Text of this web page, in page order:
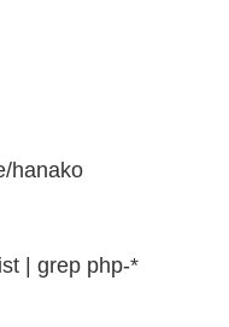
hanako
| grep php-*